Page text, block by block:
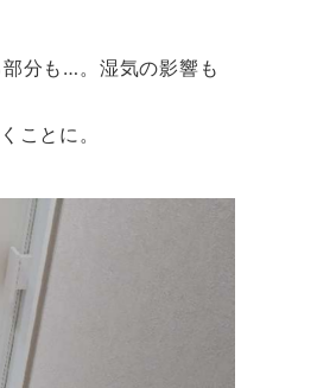
分も…。湿気の影響も
ことに。